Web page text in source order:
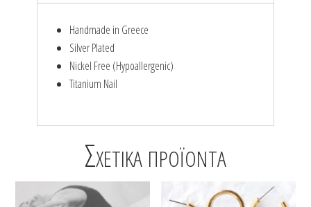
Handmade in Greece
Silver Plated
Nickel Free (Hypoallergenic)
Titanium Nail
Σχετικά προϊόντα